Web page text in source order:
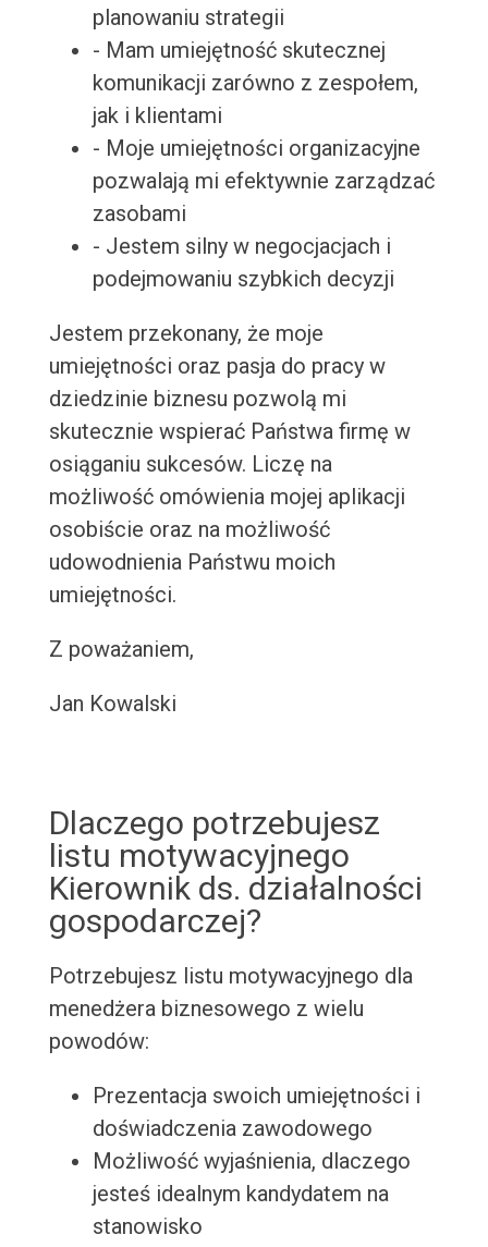
planowaniu strategii
- Mam umiejętność skutecznej
komunikacji zarówno z zespołem,
jak i klientami
- Moje umiejętności organizacyjne
pozwalają mi efektywnie zarządzać
zasobami
- Jestem silny w negocjacjach i
podejmowaniu szybkich decyzji
Jestem przekonany, że moje
umiejętności oraz pasja do pracy w
dziedzinie biznesu pozwolą mi
skutecznie wspierać Państwa firmę w
osiąganiu sukcesów. Liczę na
możliwość omówienia mojej aplikacji
osobiście oraz na możliwość
udowodnienia Państwu moich
umiejętności.
Z poważaniem,
Jan Kowalski
Dlaczego potrzebujesz
listu motywacyjnego
Kierownik ds. działalności
gospodarczej?
Potrzebujesz listu motywacyjnego dla
menedżera biznesowego z wielu
powodów:
Prezentacja swoich umiejętności i
doświadczenia zawodowego
Możliwość wyjaśnienia, dlaczego
jesteś idealnym kandydatem na
stanowisko